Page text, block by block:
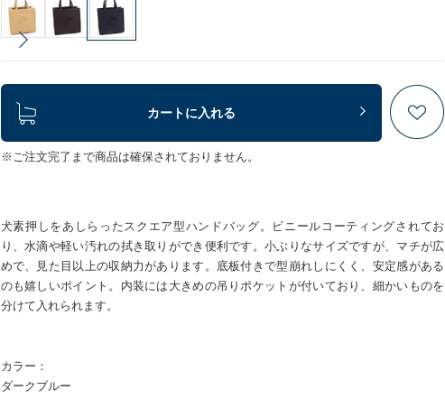
カートに入れる
※ご注文完了まで商品は確保されておりません。
犬素押しをあしらったスクエア型ハンドバッグ。ビニールコーティングされてお
り、水滴や軽い汚れの拭き取りができ便利です。小ぶりなサイズですが、マチが広
めで、見た目以上の収納力があります。底板付きで型崩れしにくく、安定感がある
のも嬉しいポイント。内装には大きめの吊りポケットが付いており、細かいものを
分けて入れられます。
カラー：
ダークブルー